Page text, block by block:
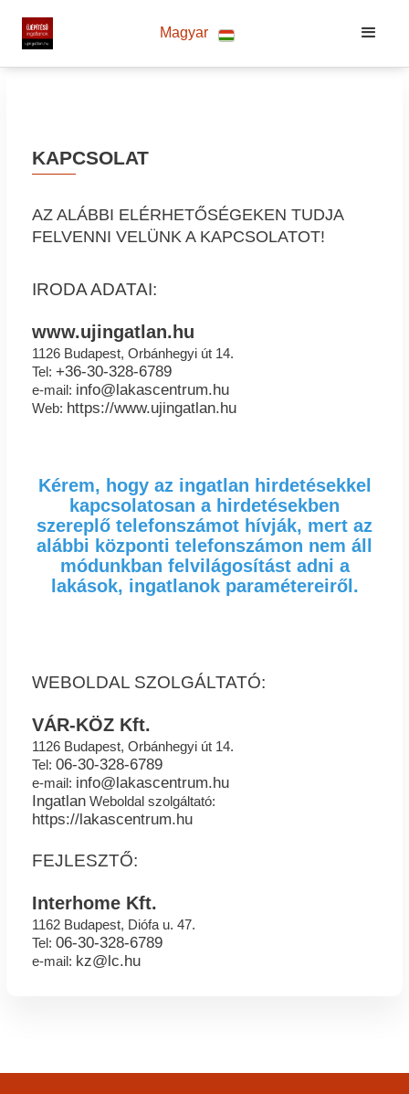
Magyar
KAPCSOLAT
AZ ALÁBBI ELÉRHETŐSÉGEKEN TUDJA
FELVENNI VELÜNK A KAPCSOLATOT!
IRODA ADATAI:
www.ujingatlan.hu
1126 Budapest, Orbánhegyi út 14.
Tel: +36-30-328-6789
e-mail: info@lakascentrum.hu
Web: https://www.ujingatlan.hu
Kérem, hogy az ingatlan hirdetésekkel
kapcsolatosan a hirdetésekben
szereplő telefonszámot hívják, mert az
alábbi központi telefonszámon nem áll
módunkban felvilágosítást adni a
lakások, ingatlanok paramétereiről.
WEBOLDAL SZOLGÁLTATÓ:
VÁR-KÖZ Kft.
1126 Budapest, Orbánhegyi út 14.
Tel: 06-30-328-6789
e-mail: info@lakascentrum.hu
Ingatlan Weboldal szolgáltató:
https://lakascentrum.hu
FEJLESZTŐ:
Interhome Kft.
1162 Budapest, Diófa u. 47.
Tel: 06-30-328-6789
e-mail: kz@lc.hu